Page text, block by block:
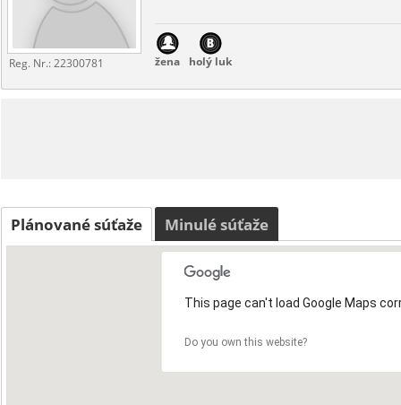
Reg. Nr.:22300781 žena holý luk
Plánované súťaže Minulé súťaže
This page can't load Google Maps
Do you own this website?